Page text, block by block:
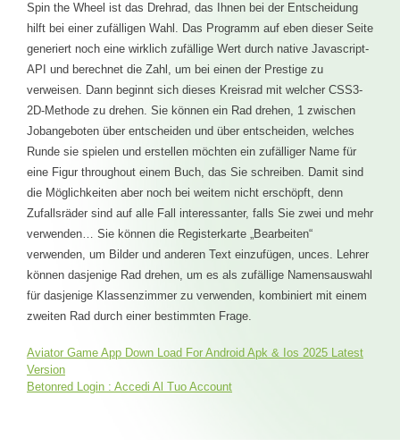
Spin the Wheel ist das Drehrad, das Ihnen bei der Entscheidung
hilft bei einer zufälligen Wahl. Das Programm auf eben dieser Seite
generiert noch eine wirklich zufällige Wert durch native Javascript-
API und berechnet die Zahl, um bei einen der Prestige zu
verweisen. Dann beginnt sich dieses Kreisrad mit welcher CSS3-
2D-Methode zu drehen. Sie können ein Rad drehen, 1 zwischen
Jobangeboten über entscheiden und über entscheiden, welches
Runde sie spielen und erstellen möchten ein zufälliger Name für
eine Figur throughout einem Buch, das Sie schreiben. Damit sind
die Möglichkeiten aber noch bei weitem nicht erschöpft, denn
Zufallsräder sind auf alle Fall interessanter, falls Sie zwei und mehr
verwenden… Sie können die Registerkarte „Bearbeiten“
verwenden, um Bilder und anderen Text einzufügen, unces. Lehrer
können dasjenige Rad drehen, um es als zufällige Namensauswahl
für dasjenige Klassenzimmer zu verwenden, kombiniert mit einem
zweiten Rad durch einer bestimmten Frage.
Navigation
Aviator Game App Down Load For Android Apk & Ios 2025 Latest
Version
Betonred Login : Accedi Al Tuo Account